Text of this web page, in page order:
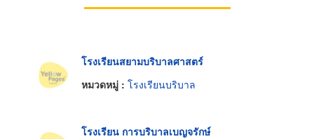
โรงเรียนสยามบริบาลศาสตร์
หมวดหมู่ : โรงเรียนบริบาล
โรงเรียน การบริบาลเบญจรักษ์